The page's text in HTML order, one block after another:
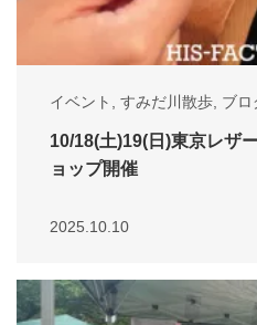
イベント すみだ川散歩 ブロ
10/18(土)19(日)東京レザ
ョップ開催
2025.10.10